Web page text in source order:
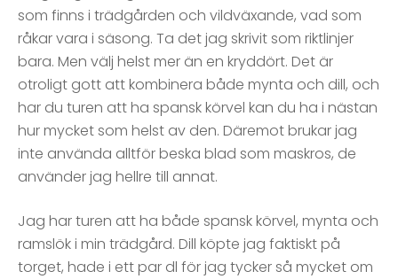
som finns i trädgården och vildväxande, vad som
råkar vara i säsong. Ta det jag skrivit som riktlinjer
bara. Men välj helst mer än en kryddört. Det är
otroligt gott att kombinera både mynta och dill, och
har du turen att ha spansk körvel kan du ha i nästan
hur mycket som helst av den. Däremot brukar jag
inte använda alltför beska blad som maskros, de
använder jag hellre till annat.
Jag har turen att ha både spansk körvel, mynta och
ramslök i min trädgård. Dill köpte jag faktiskt på
torget, hade i ett par dl för jag tycker så mycket om